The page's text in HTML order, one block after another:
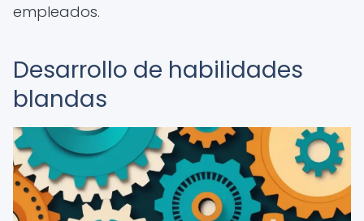
empleados.
Desarrollo de habilidades
blandas